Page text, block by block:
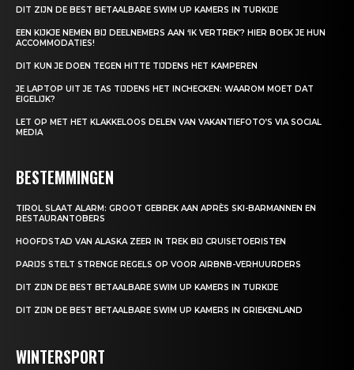
DIT ZIJN DE BEST BETAALBARE SWIM UP KAMERS IN TURKIJE
EEN KIJKJE NEMEN BIJ DEELNEMERS AAN ‘IK VERTREK’? HIER BOEK JE HUN
ACCOMMODATIES!
DIT KUN JE DOEN TEGEN HITTE TIJDENS HET KAMPEREN
JE LAPTOP UIT JE TAS TIJDENS HET INCHECKEN: WAAROM MOET DAT
EIGELIJK?
LET OP MET HET KLAKKELOOS DELEN VAN VAKANTIEFOTO’S VIA SOCIAL
MEDIA
BESTEMMINGEN
TIROL SLAAT ALARM: GROOT GEBREK AAN APRÈS SKI-BARMANNEN EN
RESTAURANTOBERS
HOOFDSTAD VAN ALASKA ZEER IN TREK BIJ CRUISETOERISTEN
PARIJS STELT STRENGE REGELS OP VOOR AIRBNB-VERHUURDERS
DIT ZIJN DE BEST BETAALBARE SWIM UP KAMERS IN TURKIJE
DIT ZIJN DE BEST BETAALBARE SWIM UP KAMERS IN GRIEKENLAND
WINTERSPORT